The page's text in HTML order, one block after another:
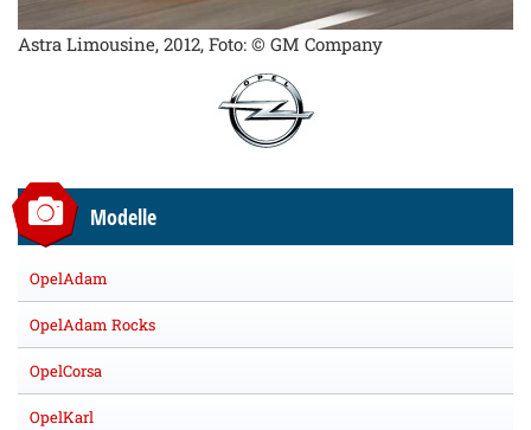
Astra Limousine, 2012, Foto: © GM Company
Modelle
OpelAdam
OpelAdam Rocks
OpelCorsa
OpelKarl